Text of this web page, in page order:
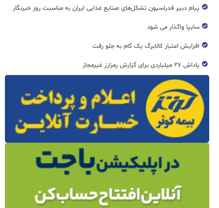
پیام دبیر فدراسیون تشکل‌های صنایع غذایی ایران به مناسبت روز خبرنگار
سایپا واگذار می شود
افزایش اعتبار کالابرگ یک گام به جلو رفت
پاداش ۲۷ میلیاردی برای گزارش رمزارز غیرمجاز